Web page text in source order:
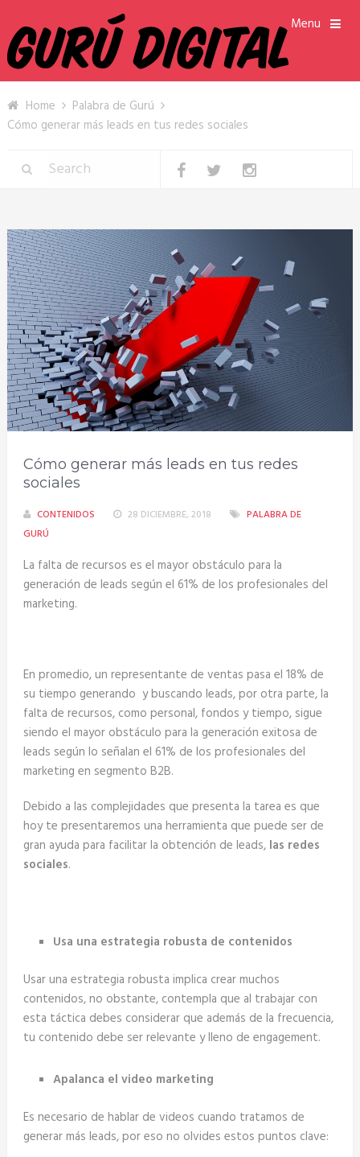
Menu
Home
Palabra de Gurú
Cómo generar más leads en tus redes sociales
Cómo generar más leads en tus redes
sociales
CONTENIDOS 28 DICIEMBRE, 2018
PALABRA DE
GURÚ
La falta de recursos es el mayor obstáculo para la
generación de leads según el 61% de los profesionales del
marketing.
En promedio, un representante de ventas pasa el 18% de
su tiempo generando y buscando leads, por otra parte, la
falta de recursos, como personal, fondos y tiempo, sigue
siendo el mayor obstáculo para la generación exitosa de
leads según lo señalan el 61% de los profesionales del
marketing en segmento B2B.
Debido a las complejidades que presenta la tarea es que
hoy te presentaremos una herramienta que puede ser de
gran ayuda para facilitar la obtención de leads, las redes
sociales.
Usa una estrategia robusta de contenidos
Usar una estrategia robusta implica crear muchos
contenidos, no obstante, contempla que al trabajar con
esta táctica debes considerar que además de la frecuencia,
tu contenido debe ser relevante y lleno de engagement.
Apalanca el video marketing
Es necesario de hablar de videos cuando tratamos de
generar más leads, por eso no olvides estos puntos clave: